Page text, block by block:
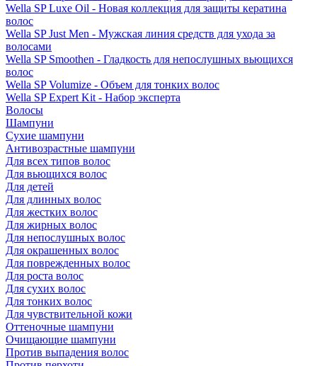
Wella SP Luxe Oil - Новая коллекция для защиты кератина
волос
Wella SP Just Men - Мужская линия средств для ухода за
волосами
Wella SP Smoothen - Гладкость для непослушных вьющихся
волос
Wella SP Volumize - Объем для тонких волос
Wella SP Expert Kit - Набор эксперта
Волосы
Шампуни
Сухие шампуни
Антивозрастные шампуни
Для всех типов волос
Для вьющихся волос
Для детей
Для длинных волос
Для жестких волос
Для жирных волос
Для непослушных волос
Для окрашенных волос
Для поврежденных волос
Для роста волос
Для сухих волос
Для тонких волос
Для чувствительной кожи
Оттеночные шампуни
Очищающие шампуни
Против выпадения волос